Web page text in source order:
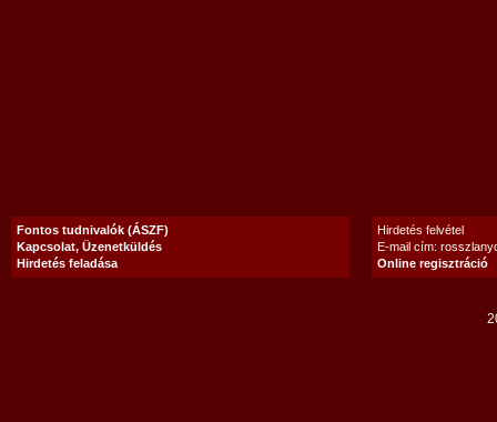
Fontos tudnivalók (ÁSZF)
Kapcsolat, Üzenetküldés
Hirdetés feladása
Hirdetés felvétel
E-mail cím:
Online regisztráció